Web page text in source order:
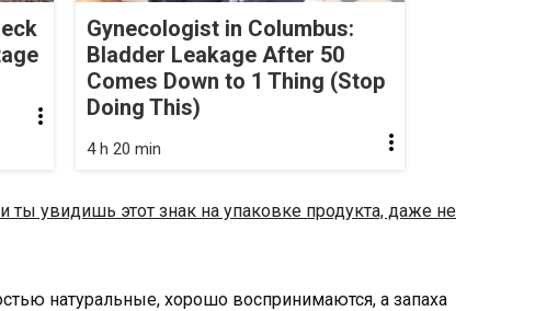
Gynecologist in Columbus:
Bladder Leakage After 50
Comes Down to 1 Thing (Stop
Doing This)
4 h 20 min
ты увидишь этот знак на упаковке продукта, даже не
натуральные, хорошо воспринимаются, а запаха